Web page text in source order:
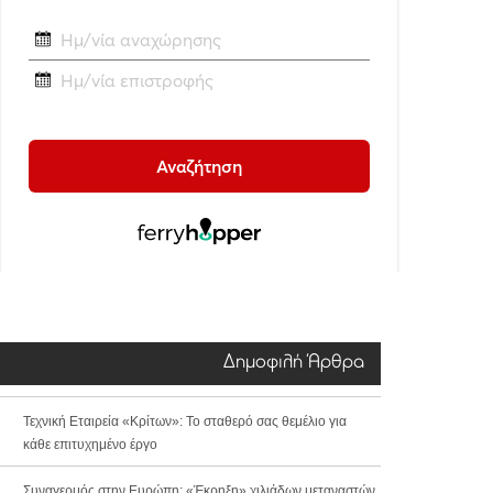
Δημοφιλή Άρθρα
Τεχνική Εταιρεία «Κρίτων»: Το σταθερό σας θεμέλιο για
κάθε επιτυχημένο έργο